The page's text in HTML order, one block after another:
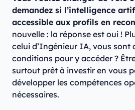
demandez si l’intelligence
accessible aux profils en
nouvelle : la réponse est oui !
celui d’Ingénieur IA, vous sont
conditions pour y accéder ?
surtout prêt à investir en vous
développer les compétences
nécessaires.